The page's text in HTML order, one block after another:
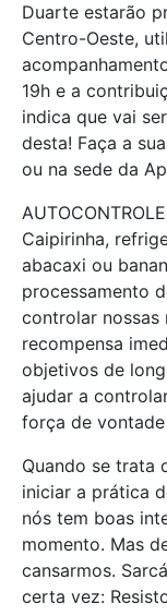
Duarte estarão
Centro-Oeste,
19h e a
indica que vai
desta! Faça a
ou na sede da
Caipirinha,
abacaxi ou
processamento
controlar nossas
recompensa
objetivos de
ajudar a
força de
Quando se trata
iniciar a prática
nós tem boas
momento. Mas
cansarmos.
certa vez: